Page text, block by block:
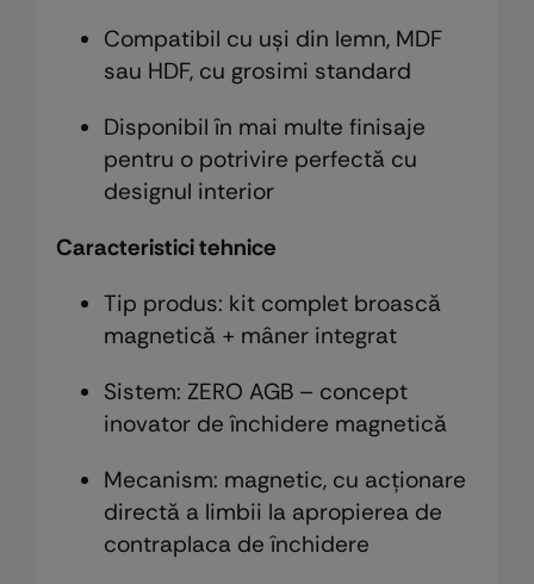
Compatibil cu uși din lemn, MDF
sau HDF, cu grosimi standard
Disponibil în mai multe finisaje
pentru o potrivire perfectă cu
designul interior
Caracteristici tehnice
Tip produs: kit complet broască
magnetică + mâner integrat
Sistem: ZERO AGB – concept
inovator de închidere magnetică
Mecanism: magnetic, cu acționare
directă a limbii la apropierea de
contraplaca de închidere